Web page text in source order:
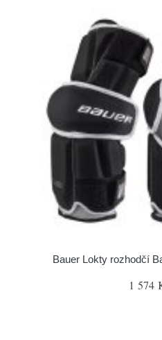
Bauer Lokty rozhodčí
1 574